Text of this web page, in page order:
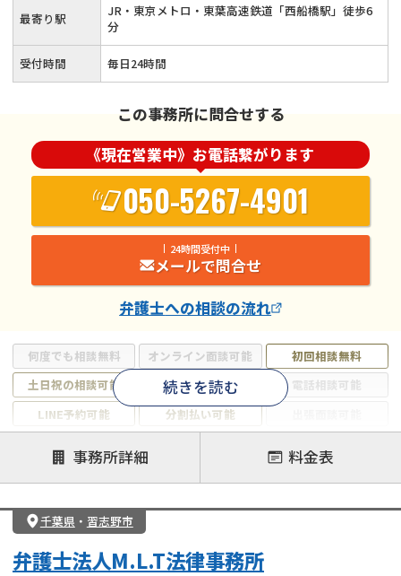
何度でも相談無料 オンライン面談可能
初回相談無料
土日祝の相談可能
19時以降電話可能
電話相談可能
LINE予約可能
分割払い可能
借金返済相談・交渉
自己破産
任意整理
個人再生
会社破産・法人破産
住宅ローン
続きを読む
最寄り駅
JR・東京メトロ・東葉高速鉄道「西船橋駅」徒歩6
分
受付時間 毎日24時間
この事務所に問合せする
《現在営業中》お電話繋がります
050-5267-4901
24時間受付中
メールで問合せ
弁護士への相談の流れ
事務所詳細 料金表
千葉県 ・ 習志野市
弁護士法人M.L.T法律事務所